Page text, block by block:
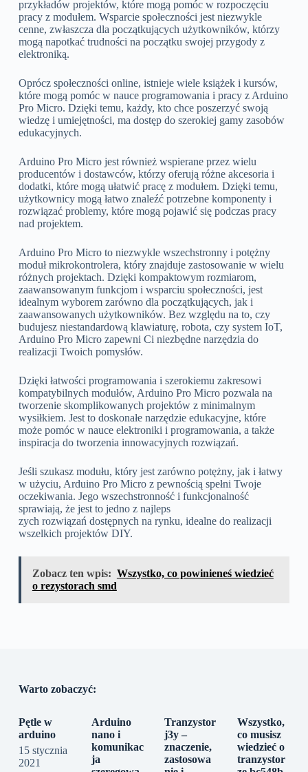
przykładów projektów, które mogą pomóc w rozpoczęciu
pracy z modułem. Wsparcie społeczności jest niezwykle
cenne, zwłaszcza dla początkujących użytkowników, którzy
mogą napotkać trudności na początku swojej przygody z
elektroniką.
Oprócz społeczności online, istnieje wiele książek i kursów,
które mogą pomóc w nauce programowania i pracy z Arduino
Pro Micro. Dzięki temu, każdy, kto chce poszerzyć swoją
wiedzę i umiejętności, ma dostęp do szerokiej gamy zasobów
edukacyjnych.
Arduino Pro Micro jest również wspierane przez wielu
producentów i dostawców, którzy oferują różne akcesoria i
dodatki, które mogą ułatwić pracę z modułem. Dzięki temu,
użytkownicy mogą łatwo znaleźć potrzebne komponenty i
rozwiązać problemy, które mogą pojawić się podczas pracy
nad projektem.
Arduino Pro Micro to niezwykle wszechstronny i potężny
moduł mikrokontrolera, który znajduje zastosowanie w wielu
różnych projektach. Dzięki kompaktowym rozmiarom,
zaawansowanym funkcjom i wsparciu społeczności, jest
idealnym wyborem zarówno dla początkujących, jak i
zaawansowanych użytkowników. Bez względu na to, czy
budujesz niestandardową klawiaturę, robota, czy system IoT,
Arduino Pro Micro zapewni Ci niezbędne narzędzia do
realizacji Twoich pomysłów.
Dzięki łatwości programowania i szerokiemu zakresowi
kompatybilnych modułów, Arduino Pro Micro pozwala na
tworzenie skomplikowanych projektów z minimalnym
wysiłkiem. Jest to doskonałe narzędzie edukacyjne, które
może pomóc w nauce elektroniki i programowania, a także
inspiracja do tworzenia innowacyjnych rozwiązań.
Jeśli szukasz modułu, który jest zarówno potężny, jak i łatwy
w użyciu, Arduino Pro Micro z pewnością spełni Twoje
oczekiwania. Jego wszechstronność i funkcjonalność
sprawiają, że jest to jedno z najleps
zych rozwiązań dostępnych na rynku, idealne do realizacji
wszelkich projektów DIY.
Zobacz ten wpis: Wszystko, co powinieneś wiedzieć
o rezystorach smd
Warto zobaczyć:
Pętle w
arduino
15 stycznia
2021
Arduino
nano i
komunikac
ja
Tranzystor
j3y –
znaczenie,
zastosowa
Wszystko,
co musisz
wiedzieć o
tranzystor